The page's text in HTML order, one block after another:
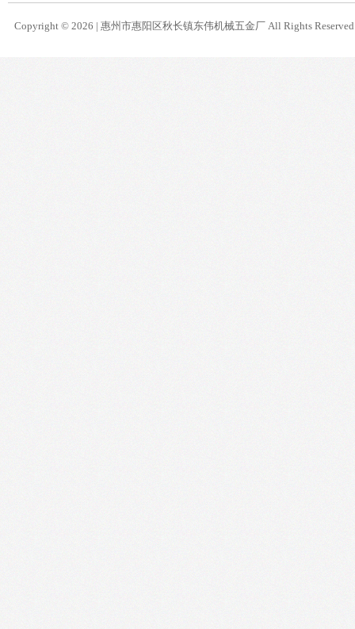
Copyright © 2026 | 惠州市惠阳区秋长镇东伟机械五金厂 All Rights